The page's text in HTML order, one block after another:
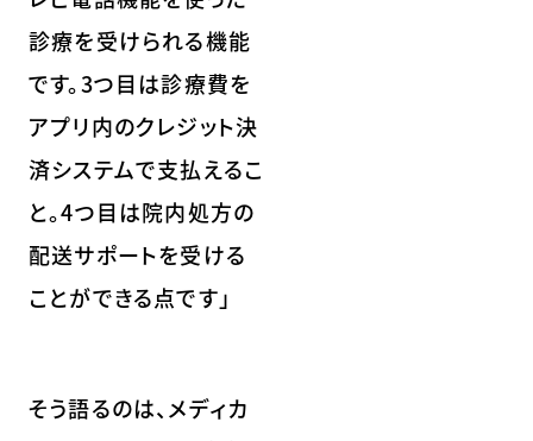
診療を受けられる機能
です。3つ目は診療費を
アプリ内のクレジット決
済システムで支払えるこ
と。4つ目は院内処方の
配送サポートを受ける
ことができる点です」
そう語るのは、メディカ